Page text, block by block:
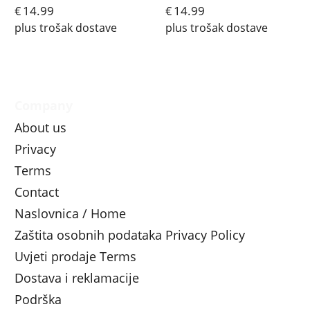
€14.99
plus trošak dostave
€14.99
plus trošak dostave
About us
Privacy
Terms
Contact
Naslovnica / Home
Zaštita osobnih podataka Privacy Policy
Uvjeti prodaje Terms
Dostava i reklamacije
Podrška